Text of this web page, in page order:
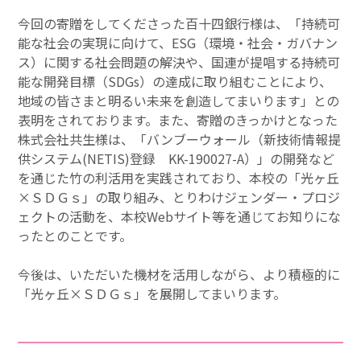
今回の寄贈をしてくださった百十四銀行様は、「持続可
能な社会の実現に向けて、ESG（環境・社会・ガバナン
ス）に関する社会問題の解決や、国連が提唱する持続可
能な開発目標（SDGs）の達成に取り組むことにより、
地域の皆さまと明るい未来を創造してまいります」との
表明をされております。また、寄贈のきっかけとなった
株式会社共生様は、「バンブーウォール（新技術情報提
供システム(NETIS)登録 KK-190027-A）」の開発など
を通じた竹の利活用を実践されており、本校の「光ヶ丘
×ＳＤＧｓ」の取り組み、とりわけジェンダー・プロジ
ェクトの活動を、本校Webサイト等を通じてお知りにな
ったとのことです。
今後は、いただいた機材を活用しながら、より積極的に
「光ヶ丘×ＳＤＧｓ」を展開してまいります。